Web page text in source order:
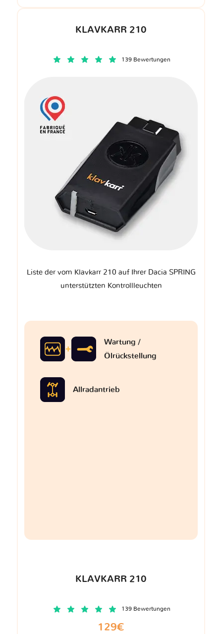
KLAVKARR 210
139 Bewertungen
Liste der vom Klavkarr 210 auf Ihrer Dacia SPRING
unterstützten Kontrollleuchten
Wartung /
Ölrückstellung
Allradantrieb
KLAVKARR 210
139 Bewertungen
129€